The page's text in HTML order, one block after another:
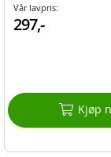
Vår lavpris:
297,-
Kjøp